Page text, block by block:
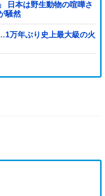
日本は野生動物の喧嘩さ
騒然
万年ぶり史上最大級の火